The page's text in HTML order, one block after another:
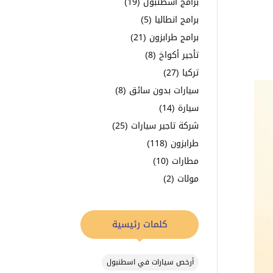
برامج انطاليا (5)
برامج طرابزون (21)
تأجير أكواخ (8)
تركيا (27)
سيارات بدون سائق (8)
سيارة (14)
شركة تاجير سيارات (25)
طرابزون (118)
مطارات (10)
مولات (2)
كلمات رئيسية
أرخص سيارات في اسطنبول